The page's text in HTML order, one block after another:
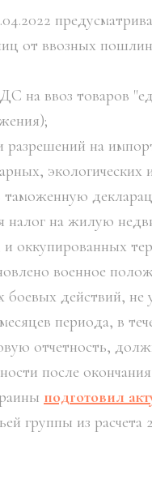
от ввозных
на ввоз товаров
разрешений на
таможенную
налог на жилую
оккупированных
военное
действий, не
периода, в
отчетность,
после
подготовил
группы из расчета